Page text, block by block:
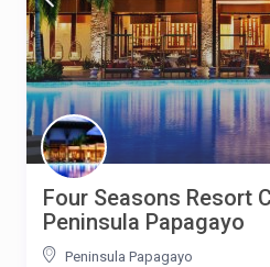
Four Seasons Resort
Peninsula Papagayo
Peninsula Papagayo